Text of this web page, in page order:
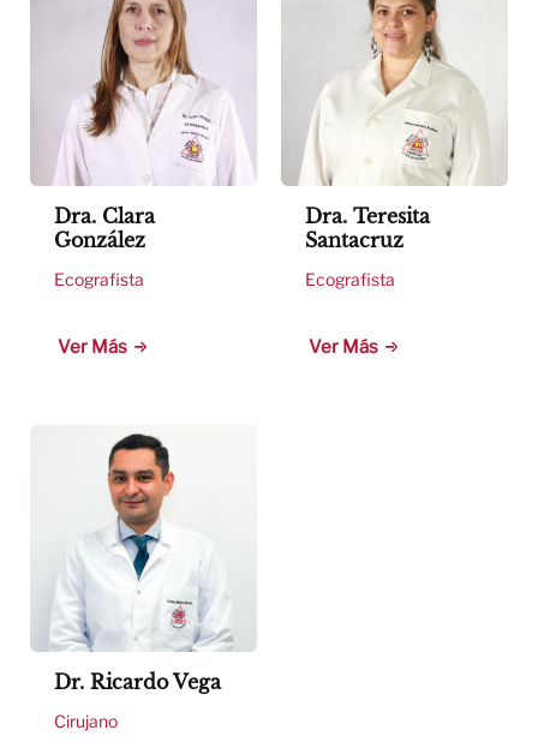
Dra. Clara
González
Ecografista
Ver Más
Dra. Teresita
Santacruz
Ecografista
Ver Más
Dr. Ricardo Vega
Cirujano